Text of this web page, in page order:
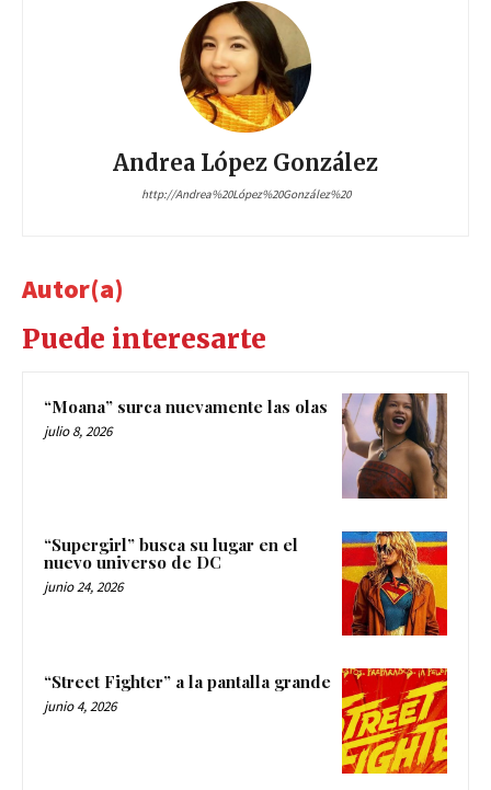
Andrea López González
http://Andrea%20López%20González%20
Autor(a)
Puede interesarte
“Moana” surca nuevamente las olas
julio 8, 2026
“Supergirl” busca su lugar en el
nuevo universo de DC
junio 24, 2026
“Street Fighter” a la pantalla grande
junio 4, 2026